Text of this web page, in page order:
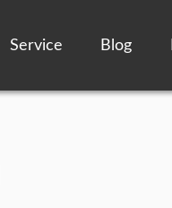
Service Blog